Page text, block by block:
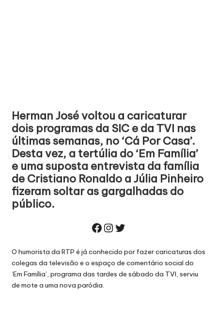
Herman José voltou a caricaturar
dois programas da SIC e da TVI nas
últimas semanas, no ‘Cá Por Casa’.
Desta vez, a tertúlia do ‘Em Família’
e uma suposta entrevista da família
de Cristiano Ronaldo a Júlia Pinheiro
fizeram soltar as gargalhadas do
público.
Facebook
Instagram
Twitter
O humorista da RTP é já conhecido por fazer caricaturas dos
colegas da televisão e o espaço de comentário social do
‘Em Família’, programa das tardes de sábado da TVI, serviu
de mote a uma nova paródia.